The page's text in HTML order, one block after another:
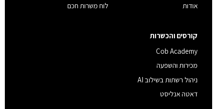
אודות
לוח משרות חכם
קורסים והכשרות
Cob Academy
מכירות והשפעה
ניהול רשתות בשילוב AI
דאטה אנליסט